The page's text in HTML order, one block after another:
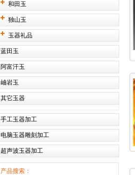
和田玉
独山玉
玉器礼品
蓝田玉
阿富汗玉
岫岩玉
其它玉器
手工玉器加工
电脑玉器雕刻加工
超声波玉器加工
产品搜索：